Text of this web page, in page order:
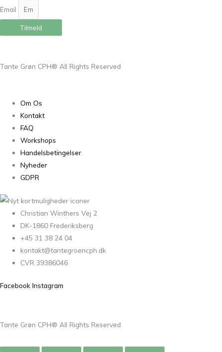
Email
Tilmeld
Tante Grøn CPH® All Rights Reserved
Om Os
Kontakt
FAQ
Workshops
Handelsbetingelser
Nyheder
GDPR
Christian Winthers Vej 2
DK-1860 Frederiksberg
+45 31 38 24 04
kontakt@tantegroencph.dk
CVR 39386046
Facebook Instagram
Tante Grøn CPH® All Rights Reserved